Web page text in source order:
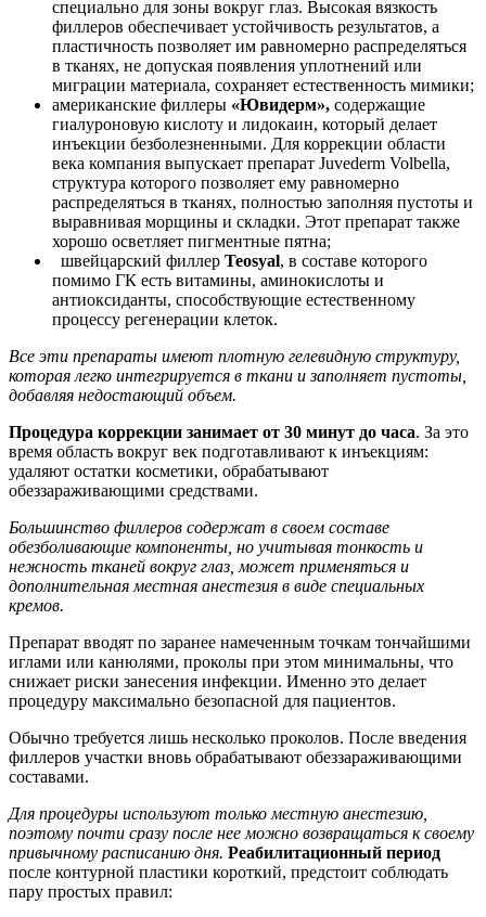
специально для зоны вокруг глаз. Высокая вязкость
филлеров обеспечивает устойчивость результатов, а
пластичность позволяет им равномерно распределяться
в тканях, не допуская появления уплотнений или
миграции материала, сохраняет естественность мимики;
американские филлеры «Ювидерм», содержащие
гиалуроновую кислоту и лидокаин, который делает
инъекции безболезненными. Для коррекции области
века компания выпускает препарат Juvederm Volbella,
структура которого позволяет ему равномерно
распределяться в тканях, полностью заполняя пустоты и
выравнивая морщины и складки. Этот препарат также
хорошо осветляет пигментные пятна;
швейцарский филлер Teosyal, в составе которого
помимо ГК есть витамины, аминокислоты и
антиоксиданты, способствующие естественному
процессу регенерации клеток.
Все эти препараты имеют плотную гелевидную структуру,
которая легко интегрируется в ткани и заполняет пустоты,
добавляя недостающий объем.
Процедура коррекции занимает от 30 минут до часа. За это
время область вокруг век подготавливают к инъекциям:
удаляют остатки косметики, обрабатывают
обеззараживающими средствами.
Большинство филлеров содержат в своем составе
обезболивающие компоненты, но учитывая тонкость и
нежность тканей вокруг глаз, может применяться и
дополнительная местная анестезия в виде специальных
кремов.
Препарат вводят по заранее намеченным точкам тончайшими
иглами или канюлями, проколы при этом минимальны, что
снижает риски занесения инфекции. Именно это делает
процедуру максимально безопасной для пациентов.
Обычно требуется лишь несколько проколов. После введения
филлеров участки вновь обрабатывают обеззараживающими
составами.
Для процедуры используют только местную анестезию,
поэтому почти сразу после нее можно возвращаться к своему
привычному расписанию дня. Реабилитационный период
после контурной пластики короткий, предстоит соблюдать
пару простых правил: